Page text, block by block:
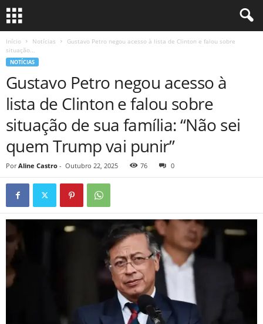
Início Notícias
Gustavo Petro negou acesso à lista de Clinton e falou sobre
situação...
NOTÍCIAS
Gustavo Petro negou acesso à
lista de Clinton e falou sobre
situação de sua família: “Não sei
quem Trump vai punir”
Por Aline Castro - Outubro 22, 2025 76 0